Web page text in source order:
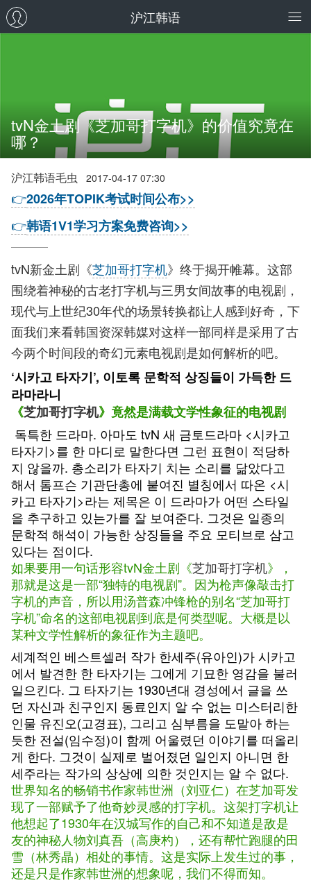
沪江韩语
tvN金土剧《芝加哥打字机》的价值究竟在
哪？
沪江韩语毛虫 2017-04-17 07:30
👉2026年TOPIK考试时间公布>>
👉韩语1V1学习方案免费咨询>>
tvN新金土剧《芝加哥打字机》终于揭开帷幕。这部
围绕着神秘的古老打字机与三男女间故事的电视剧，
现代与上世纪30年代的场景转换都让人感到好奇，下
面我们来看韩国资深韩媒对这样一部同样是采用了古
今两个时间段的奇幻元素电视剧是如何解析的吧。
‘시카고 타자기’, 이토록 문학적 상징들이 가득한 드
라마라니
《芝加哥打字机》竟然是满载文学性象征的电视剧
독특한 드라마. 아마도 tvN 새 금토드라마 <시카고
타자기>를 한 마디로 말한다면 그런 표현이 적당하
지 않을까. 총소리가 타자기 치는 소리를 닮았다고
해서 톰프슨 기관단총에 붙여진 별칭에서 따온 <시
카고 타자기>라는 제목은 이 드라마가 어떤 스타일
을 추구하고 있는가를 잘 보여준다. 그것은 일종의
문학적 해석이 가능한 상징들을 주요 모티브로 삼고
있다는 점이다.
如果要用一句话形容tvN金土剧《芝加哥打字机》，
那就是这是一部“独特的电视剧”。因为枪声像敲击打
字机的声音，所以用汤普森冲锋枪的别名“芝加哥打
字机”命名的这部电视剧到底是何类型呢。大概是以
某种文学性解析的象征作为主题吧。
세계적인 베스트셀러 작가 한세주(유아인)가 시카고
에서 발견한 한 타자기는 그에게 기묘한 영감을 불러
일으킨다. 그 타자기는 1930년대 경성에서 글을 쓰
던 자신과 친구인지 동료인지 알 수 없는 미스터리한
인물 유진오(고경표), 그리고 심부름을 도맡아 하는
듯한 전설(임수정)이 함께 어울렸던 이야기를 떠올리
게 한다. 그것이 실제로 벌어졌던 일인지 아니면 한
세주라는 작가의 상상에 의한 것인지는 알 수 없다.
世界知名的畅销书作家韩世洲（刘亚仁）在芝加哥发
现了一部赋予了他奇妙灵感的打字机。这架打字机让
他想起了1930年在汉城写作的自己和不知道是敌是
友的神秘人物刘真吾（高庚杓），还有帮忙跑腿的田
雪（林秀晶）相处的事情。这是实际上发生过的事，
还是只是作家韩世洲的想象呢，我们不得而知。